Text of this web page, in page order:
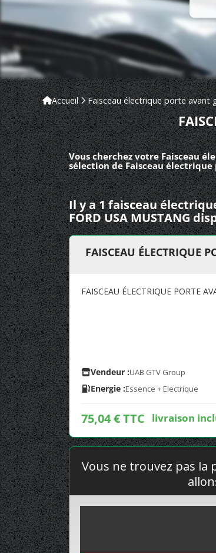
Accueil Faisceau électrique porte avant
Vous cherchez votre Faisceau
sélection de Faisceau électrique
Il y a 1 faisceau
FORD USA MUSTANG
FAISCEAU ÉLECTRIQUE
FAISCEAU ÉLECTRIQUE PORTE
Vendeur :UAB GTV Group
Energie :Essence + Electrique
75,04 € TTC livraison
Vous ne trouvez pas la